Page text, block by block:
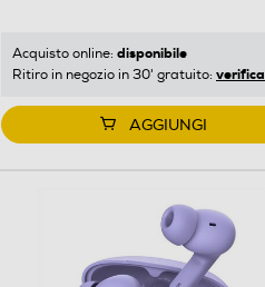
Acquisto online: disponibile
Ritiro in negozio in 30' gratuito: verifica
AGGIUNGI